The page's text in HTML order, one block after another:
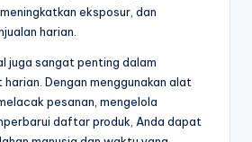
eksposur, dan
harian.
juga sangat penting dalam
Dengan menggunakan alat
pesanan, mengelola
daftar produk, Anda dapat